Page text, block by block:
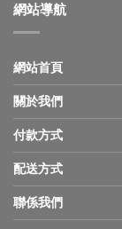
網站導航
網站首頁
關於我們
付款方式
配送方式
聯係我們